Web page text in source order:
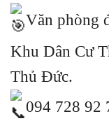
Văn phòng
Khu Dân Cư
Thủ Đức.
094 728 92